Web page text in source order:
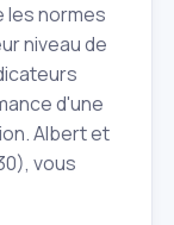
les normes
niveau de
d'une
Albert et
vous